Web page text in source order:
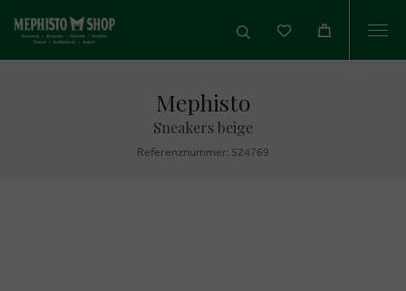
Mephisto
Sneakers beige
Referenznummer: 524769